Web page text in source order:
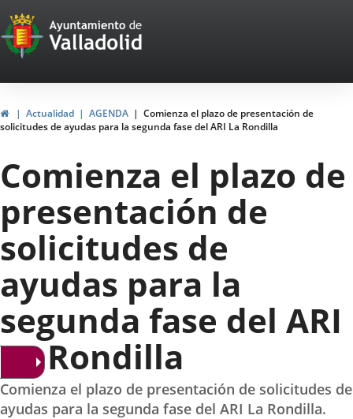
Portal
Web
del
Ayuntamiento
de
Valladolid
HomeActualidad AGENDA
Comienza el plazo de presentación de
solicitudes de ayudas para la segunda fase del ARI La Rondilla
Comienza el plazo de
presentación de
solicitudes de
ayudas para la
segunda fase del ARI
La Rondilla
Comienza el plazo de presentación de solicitudes de
ayudas para la segunda fase del ARI La Rondilla.